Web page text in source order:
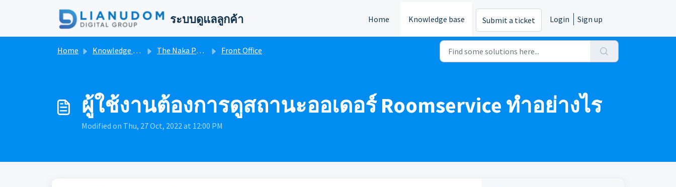
ระบบดูแลลูกค้า Home Knowledge base Submit a ticket Login Sign up
Home Knowledge base The Naka Phuket FB System User Manual Front Office
ผู้ใช้งานต้องการดูสถานะออเดอร์ Roomservice ทำอย่างไร
Modified on Thu, 27 Oct, 2022 at 12:00 PM